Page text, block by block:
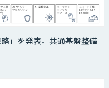
」を発表。共通基盤整備